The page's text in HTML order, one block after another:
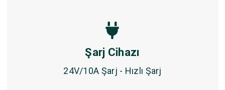
Şarj Cihazı
24V/10A Şarj - Hızlı Şarj